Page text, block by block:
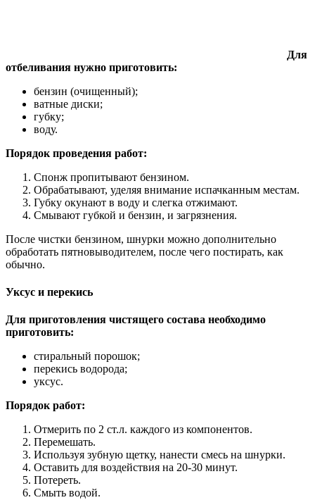
Для
отбеливания нужно приготовить:
бензин (очищенный);
ватные диски;
губку;
воду.
Порядок проведения работ:
Спонж пропитывают бензином.
Обрабатывают, уделяя внимание испачканным местам.
Губку окунают в воду и слегка отжимают.
Смывают губкой и бензин, и загрязнения.
После чистки бензином, шнурки можно дополнительно
обработать пятновыводителем, после чего постирать, как
обычно.
Уксус и перекись
Для приготовления чистящего состава необходимо
приготовить:
стиральный порошок;
перекись водорода;
уксус.
Порядок работ:
Отмерить по 2 ст.л. каждого из компонентов.
Перемешать.
Используя зубную щетку, нанести смесь на шнурки.
Оставить для воздействия на 20-30 минут.
Потереть.
Смыть водой.